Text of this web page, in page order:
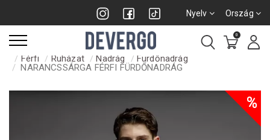
Nyelv Ország
0
Férfi Ruházat Nadrág
Fürdőnadrág
NARANCSSÁRGA FÉRFI FÜRDŐNADRÁG
%